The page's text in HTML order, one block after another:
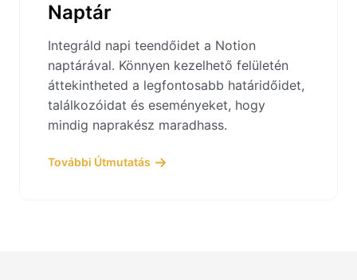
Naptár
Integráld napi teendőidet a Notion
naptárával. Könnyen kezelhető felületén
áttekintheted a legfontosabb határidőidet,
találkozóidat és eseményeket, hogy
mindig naprakész maradhass.
További Útmutatás